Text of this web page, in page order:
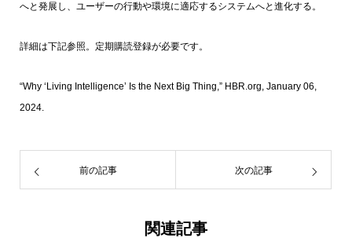
へと発展し、ユーザーの行動や環境に適応するシステムへと進化する。
詳細は下記参照。定期購読登録が必要です。
“Why ‘Living Intelligence’ Is the Next Big Thing,” HBR.org, January 06,
2024.
前の記事 次の記事
関連記事